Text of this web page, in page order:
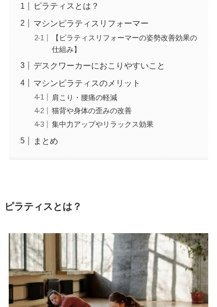
ピラティスとは？
マシンピラティスリフォーマー
【ピラティスリフォーマーの姿勢改善効果の
仕組み】
デスクワーカーにおこりやすいこと
マシンピラティスのメリット
肩こり・腰痛の軽減
猫背や身体の歪みの改善
集中力アップやリラックス効果
まとめ
ピラティスとは？